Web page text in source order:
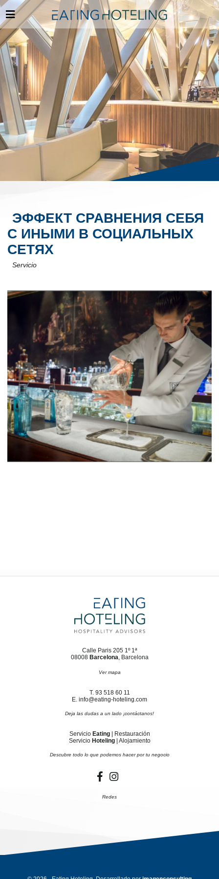
ЭФФЕКТ СРАВНЕНИЯ СЕБЯ
С ИНЫМИ В СОЦИАЛЬНЫХ
СЕТЯХ
Servicio
Calle Paris 205 1º 1ª
08008 Barcelona, Barcelona
Ver mapa
T. 93 518 60 11
E. info@eating-hoteling.com
Deja las dudas a un lado ¡contáctanos!
Servicio Eating| Restauración
Servicio Hoteling| Alojamiento
Descubre todo lo que podemos hacer por tu negocio
Redes